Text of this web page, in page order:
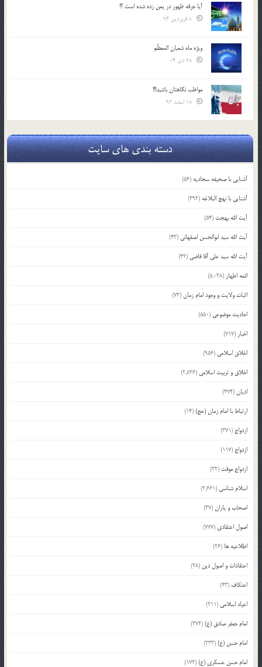
آیا جرقه ظهور در یمن زده شده است ؟!
ویژه ماه شعبان المعظّم
مواظب نگاهتان باشید!!!
دسته بندی های سایت
آشنایی با صحیفه سجادیه (56)
آشنایی با نهج البلاغه (392)
آیت الله بهجت (54)
آیت الله سید ابوالحسن اصفهانی (43)
آیت الله سید علی آقا قاضی (42)
ائمه اطهار (5,038)
اثبات ولایت و وجود امام زمان(73)
احادیث موضوعی (550)
اخبار (717)
اخلاق اسلامی (956)
اخلاق و تربیت اسلامی (2,836)
ادیان(474)
ارتباط با امام زمان (عج)(14)
ازدواج (371)
ازدواج (117)
ازدواج موقت (32)
اسلام شناسی (2,661)
اصحاب و یاران(37)
اصول اعتقادی (777)
اطلاعیه ها (26)
اعتقادات و اصول دین (28)
اعتکاف (43)
اعیاد اسلامی (211)
امام جعفر صادق (ع)(372)
امام حسن (ع)(233)
امام حسن عسکری (ع)(172)